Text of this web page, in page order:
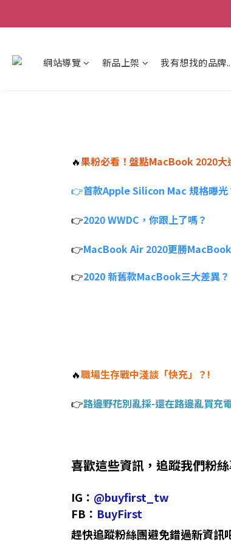
網站導覽 新品上架 我有想找的品牌..
🔥果粉必看！盤點MacBook 2020大
👉首款Apple Silicon Mac 規格曝光
👉2020 WWDC，你跟上了嗎？
👉MacBook Air 2020更勝
👉2020 新舊款MacBook三大差異？
🔥職場生存戰中淺談「快充」？!
👉路邊野花別亂採-還在路邊亂買充
喜歡這些資訊，追蹤我們粉
IG： @buyfirst_tw
FB： BuyFirst
趕快追蹤粉絲團避免錯過新資訊